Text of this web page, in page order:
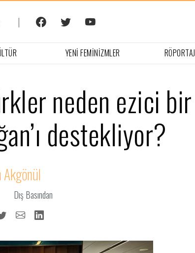
YENI FEMINIZMLER RÖPORTAJ
neden ezici bir
destekliyor?
Akgönül
Dış Basından